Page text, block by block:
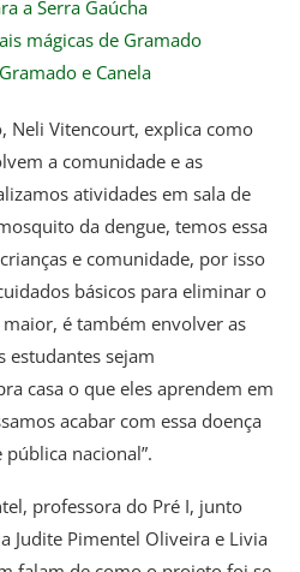
a Serra Gaúcha
mágicas de Gramado
e Canela
Neli Vitencourt, explica como
a comunidade e as
atividades em sala de
da dengue, temos essa
e comunidade, por isso
básicos para eliminar o
é também envolver as
estudantes sejam
casa o que eles aprendem em
acabar com essa doença
nacional”.
professora do Pré I, junto
Judite Pimentel Oliveira e Livia